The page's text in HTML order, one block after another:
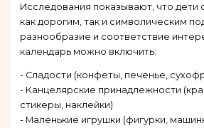
Исследования показывают, что дети
как дорогим, так и символическим
разнообразие и соответствие
календарь можно включить:
- Сладости (конфеты, печенье,
- Канцелярские принадлежности
стикеры, наклейки)
- Маленькие игрушки (фигурки,